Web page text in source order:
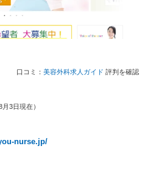
口コミ： 美容外科求人ガイド 評判を確認
月3日現在）
nurse.jp/